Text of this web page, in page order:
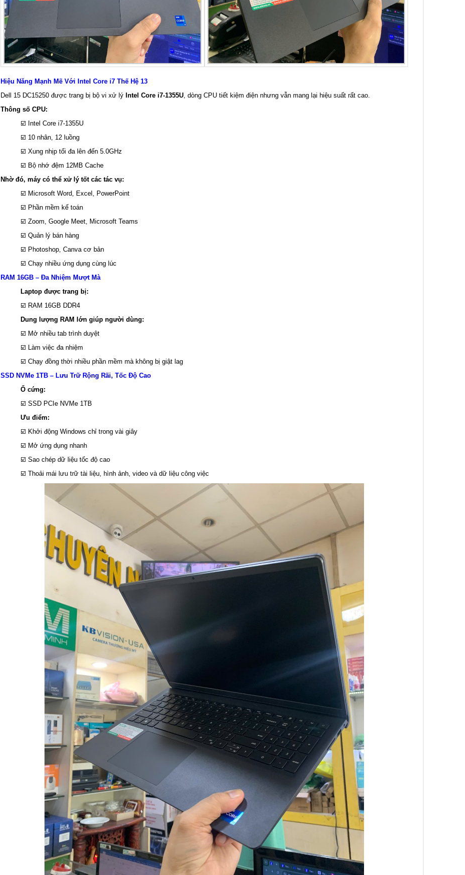
Hiệu Năng Mạnh Mẽ Với Intel Core i7 Thế Hệ 13
Dell 15 DC15250 được trang bị bộ vi xử lý Intel Core i7-1355U , dòng CPU tiết kiệm điện nhưng vẫn mang lại hiệu suất rất cao.
Thông số CPU:
☑️ Intel Core i7-1355U
☑️ 10 nhân, 12 luồng
☑️ Xung nhịp tối đa lên đến 5.0GHz
☑️ Bộ nhớ đệm 12MB Cache
Nhờ đó, máy có thể xử lý tốt các tác vụ:
☑️ Microsoft Word, Excel, PowerPoint
☑️ Phần mềm kế toán
☑️ Zoom, Google Meet, Microsoft Teams
☑️ Quản lý bán hàng
☑️ Photoshop, Canva cơ bản
☑️ Chạy nhiều ứng dụng cùng lúc
RAM 16GB – Đa Nhiệm Mượt Mà
Laptop được trang bị:
☑️ RAM 16GB DDR4
Dung lượng RAM lớn giúp người dùng:
☑️ Mở nhiều tab trình duyệt
☑️ Làm việc đa nhiệm
☑️ Chạy đồng thời nhiều phần mềm mà không bị giật lag
SSD NVMe 1TB – Lưu Trữ Rộng Rãi, Tốc Độ Cao
Ổ cứng:
☑️ SSD PCIe NVMe 1TB
Ưu điểm:
☑️ Khởi động Windows chỉ trong vài giây
☑️ Mở ứng dụng nhanh
☑️ Sao chép dữ liệu tốc độ cao
☑️ Thoải mái lưu trữ tài liệu, hình ảnh, video và dữ liệu công việc